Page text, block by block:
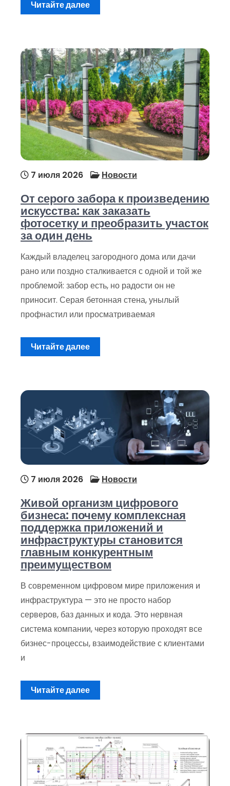
Читайте далее
7 июля 2026 Новости
От серого забора к произведению
искусства: как заказать
фотосетку и преобразить участок
за один день
Каждый владелец загородного дома или дачи
рано или поздно сталкивается с одной и той же
проблемой: забор есть, но радости он не
приносит. Серая бетонная стена, унылый
профнастил или просматриваемая
Читайте далее
7 июля 2026 Новости
Живой организм цифрового
бизнеса: почему комплексная
поддержка приложений и
инфраструктуры становится
главным конкурентным
преимуществом
В современном цифровом мире приложения и
инфраструктура — это не просто набор
серверов, баз данных и кода. Это нервная
система компании, через которую проходят все
бизнес-процессы, взаимодействие с клиентами
и
Читайте далее